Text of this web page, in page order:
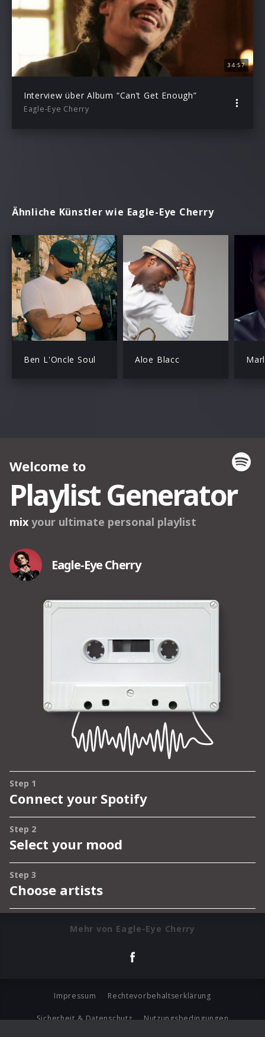
34:57
Interview über Album “Can’t Get Enough”
Eagle-Eye Cherry
Ähnliche Künstler wie Eagle-Eye Cherry
Ben L'Oncle Soul Aloe Blacc
Mehr von Eagle-Eye Cherry
Impressum Rechtevorbehaltserklärung
Sicherheit & Datenschutz Nutzungsbedingungen